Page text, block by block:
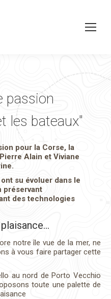
passion
les bateaux"
pour la Corse, la
Alain et Viviane
su évoluer dans le
préservant
des technologies
notre île vue de la mer, ne
à vous faire partager cette
au nord de Porto Vecchio
toute une palette de